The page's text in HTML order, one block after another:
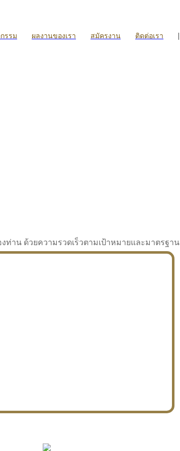
รรม ผลงานของเรา สมัครงาน ติดต่อเรา |
าน ด้วยความรวดเร็วตามเป้าหมายและมาตรฐาน